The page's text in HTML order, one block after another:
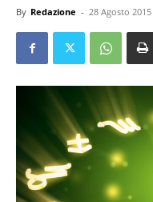
By Redazione - 28 Agosto 2015